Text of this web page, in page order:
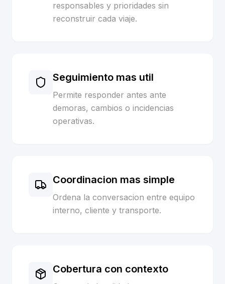
responsables y prioridades sin
reconstruir cada viaje.
Seguimiento mas util
Permite responder antes ante
demoras, cambios o incidencias
operativas.
Coordinacion mas simple
Ordena la conversacion entre equipo
interno, cliente y transporte.
Cobertura con contexto